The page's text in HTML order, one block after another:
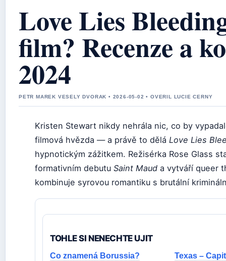
Love Lies
film? Recenze a
2024
PETR MAREK VESELY DVORAK • 2026-05-02 • OVERIL LUCIE CERNY
Kristen Stewart nikdy nehrála nic, co by
filmová hvězda — a právě to dělá Love Lies
hypnotickým zážitkem. Režisérka Rose Glass
formativním debutu Saint Maud a vytváří queer
kombinuje syrovou romantiku s brutální
TOHLE SI NENECHTE UJIT
Co znamená Borussia?
Texas –